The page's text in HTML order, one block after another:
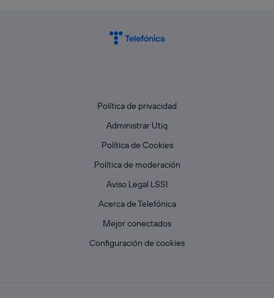
Política de privacidad
Administrar Utiq
Política de Cookies
Política de moderación
Aviso Legal LSSI
Acerca de Telefónica
Mejor conectados
Configuración de cookies